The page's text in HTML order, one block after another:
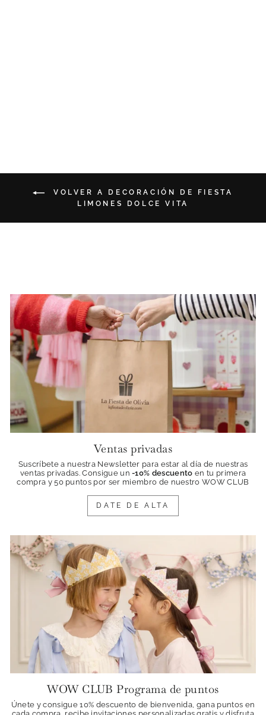
VOLVER A DECORACIÓN DE FIESTA
LIMONES DOLCE VITA
Ventas privadas
Suscríbete a nuestra Newsletter para estar al día de nuestras
ventas privadas. Consigue un -10% descuento en tu primera
compra y 50 puntos por ser miembro de nuestro WOW CLUB
DATE DE ALTA
WOW CLUB Programa de puntos
Únete y consigue 10% descuento de bienvenida, gana puntos en